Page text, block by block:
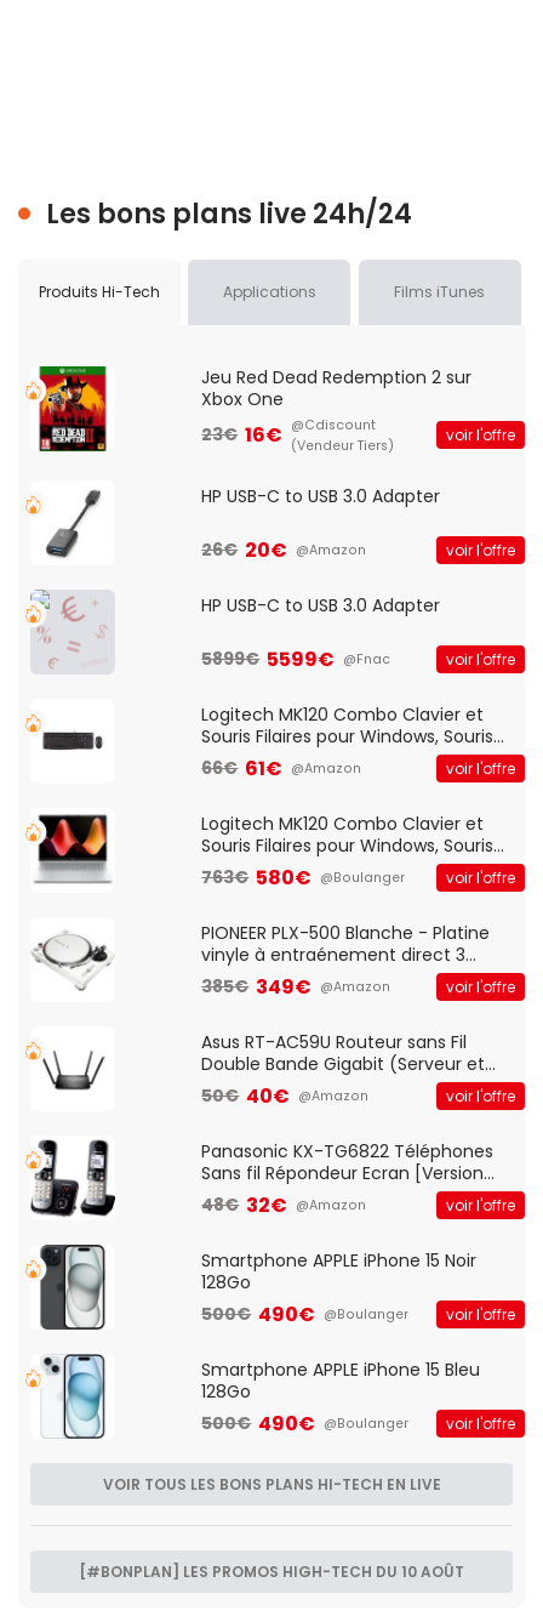
Les bons plans live 24h/24
Produits Hi-Tech Applications Films iTunes
Jeu Red Dead Redemption 2 sur
Xbox One
23€ 16€ @Cdiscount
(Vendeur Tiers)
voir l'offre
HP USB-C to USB 3.0 Adapter
26€ 20€ @Amazon voir l'offre
HP USB-C to USB 3.0 Adapter
5899€ 5599€ @Fnac voir l'offre
Logitech MK120 Combo Clavier et
Souris Filaires pour Windows, Souris
Optique Filaire, Connexion USB Plug
And Play, Confortable, Taille
QWERTY UK - Noir
66€ 61€ @Amazon voir l'offre
Logitech MK120 Combo Clavier et
Souris Filaires pour Windows, Souris
Optique Filaire, Connexion USB Plug
And Play, Confortable, Taille
QWERTY UK - Noir
763€ 580€ @Boulanger voir l'offre
PIONEER PLX-500 Blanche - Platine
vinyle à entraénement direct 3
vitesses (33-45-78 trs/min) avec
pre-ampli intégré et port USB
385€ 349€ @Amazon voir l'offre
Asus RT-AC59U Routeur sans Fil
Double Bande Gigabit (Serveur et
Client VPN, Triple Vlan, Mode Point
d'accès et Bridge, contrôle Parental,
50€ 40€ @Amazon voir l'offre
Panasonic KX-TG6822 Téléphones
Sans fil Répondeur Ecran [Version
Française]
48€ 32€ @Amazon voir l'offre
Smartphone APPLE iPhone 15 Noir
128Go
500€ 490€ @Boulanger voir l'offre
Smartphone APPLE iPhone 15 Bleu
128Go
500€ 490€ @Boulanger voir l'offre
VOIR TOUS LES BONS PLANS HI-TECH EN LIVE
[#BONPLAN] LES PROMOS HIGH-TECH DU 10 AOÛT